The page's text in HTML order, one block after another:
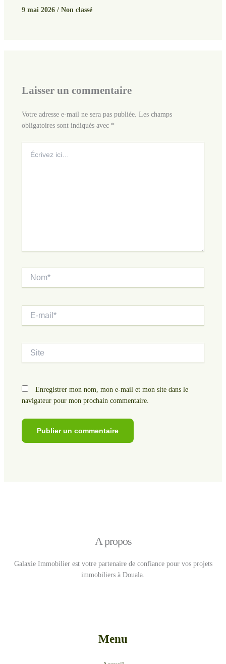
9 mai 2026 / Non classé
Laisser un commentaire
Votre adresse e-mail ne sera pas publiée. Les champs
obligatoires sont indiqués avec *
ici…
mail*
Enregistrer mon nom, mon e-mail et mon site dans le
navigateur pour mon prochain commentaire.
A propos
Galaxie Immobilier est votre partenaire de confiance pour vos projets
immobiliers à Douala.
Menu